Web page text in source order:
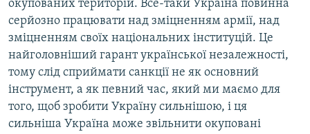
окупованих територій. Все-таки Україна повинна
серйозно працювати над зміцненням армії, над
зміцненням своїх національних інституцій. Це
найголовніший гарант української незалежності,
тому слід сприймати санкції не як основний
інструмент, а як певний час, який ми маємо для
того, щоб зробити Україну сильнішою, і ця
сильніша Україна може звільнити окуповані